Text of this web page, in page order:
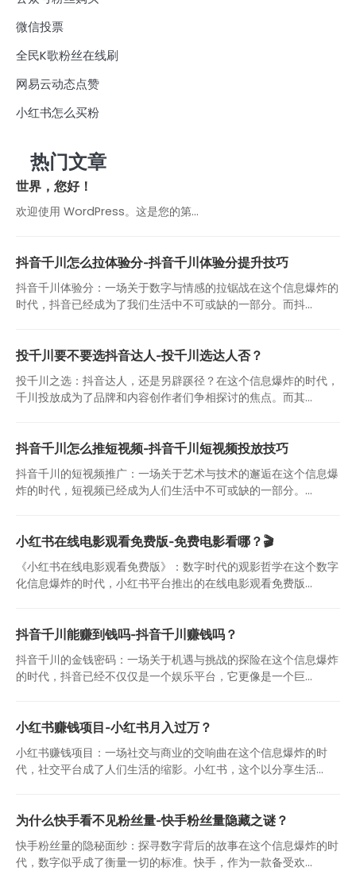
微信投票
全民K歌粉丝在线刷
网易云动态点赞
小红书怎么买粉
热门文章
世界，您好！
欢迎使用 WordPress。这是您的第…
抖音千川怎么拉体验分-抖音千川体验分提升技巧
抖音千川体验分：一场关于数字与情感的拉锯战在这个信息爆炸的
时代，抖音已经成为了我们生活中不可或缺的一部分。而抖...
投千川要不要选抖音达人-投千川选达人否？
投千川之选：抖音达人，还是另辟蹊径？在这个信息爆炸的时代，
千川投放成为了品牌和内容创作者们争相探讨的焦点。而其...
抖音千川怎么推短视频-抖音千川短视频投放技巧
抖音千川的短视频推广：一场关于艺术与技术的邂逅在这个信息爆
炸的时代，短视频已经成为人们生活中不可或缺的一部分。...
小红书在线电影观看免费版-免费电影看哪？🎬
《小红书在线电影观看免费版》：数字时代的观影哲学在这个数字
化信息爆炸的时代，小红书平台推出的在线电影观看免费版...
抖音千川能赚到钱吗-抖音千川赚钱吗？
抖音千川的金钱密码：一场关于机遇与挑战的探险在这个信息爆炸
的时代，抖音已经不仅仅是一个娱乐平台，它更像是一个巨...
小红书赚钱项目-小红书月入过万？
小红书赚钱项目：一场社交与商业的交响曲在这个信息爆炸的时
代，社交平台成了人们生活的缩影。小红书，这个以分享生活...
为什么快手看不见粉丝量-快手粉丝量隐藏之谜？
快手粉丝量的隐秘面纱：探寻数字背后的故事在这个信息爆炸的时
代，数字似乎成了衡量一切的标准。快手，作为一款备受欢...